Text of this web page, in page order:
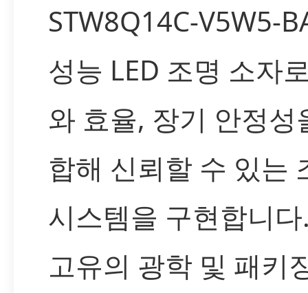
STW8Q14C-V5W5-
성능 LED 조명 소자
와 효율, 장기 안정성
합해 신뢰할 수 있는
시스템을 구현합니
고유의 광학 및 패키